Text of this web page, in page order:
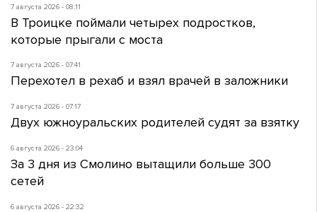
7 августа 2026 - 08:11
В Троицке поймали четырех подростков,
которые прыгали с моста
7 августа 2026 - 07:41
Перехотел в рехаб и взял врачей в заложники
7 августа 2026 - 07:17
Двух южноуральских родителей судят за взятку
6 августа 2026 - 23:04
За 3 дня из Смолино вытащили больше 300
сетей
6 августа 2026 - 22:32